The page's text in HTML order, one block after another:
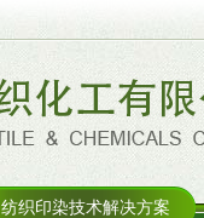
纺织印染技术解决方案